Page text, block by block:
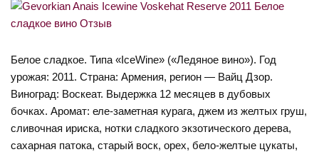
Белое сладкое. Типа «IceWine» («Ледяное вино»). Год
урожая: 2011. Страна: Армения, регион — Вайц Дзор.
Виноград: Воскеат. Выдержка 12 месяцев в дубовых
бочках. Аромат: еле-заметная курага, джем из желтых груш,
сливочная ириска, нотки сладкого экзотического дерева,
сахарная патока, старый воск, орех, бело-желтые цукаты,